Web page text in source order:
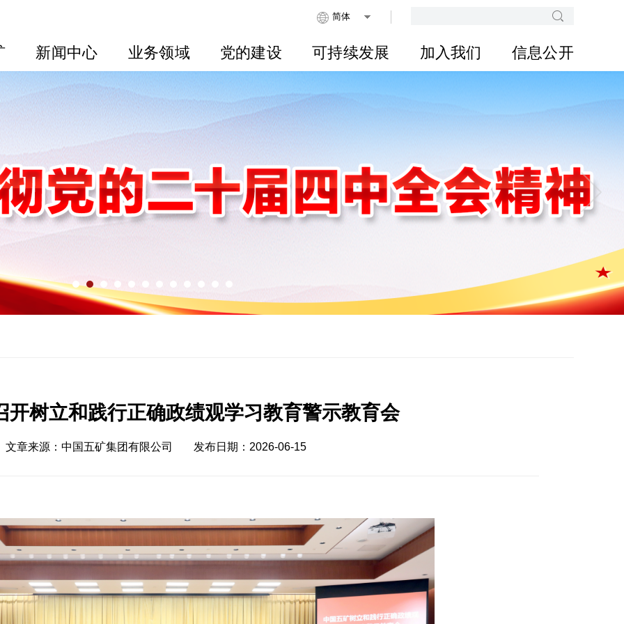
新闻中心 业务领域 党的建设 可持续发展 加入我们 信息公开
开树立和践行正确政绩观学习教育警示教育会
文章来源：中国五矿集团有限公司 发布日期：2026-06-15